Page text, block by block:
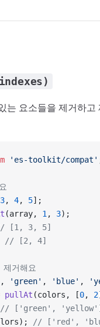
는 요소들을 제거하
'es-toolkit/compat'
3, 4, 5];
(array, 1 , 3);
[1, 3, 5]
// [2, 4]
거해요
, 'green' , 'blue' ,
pullAt (colors, [0, 2
// ['green', 'yellow']
// ['red',